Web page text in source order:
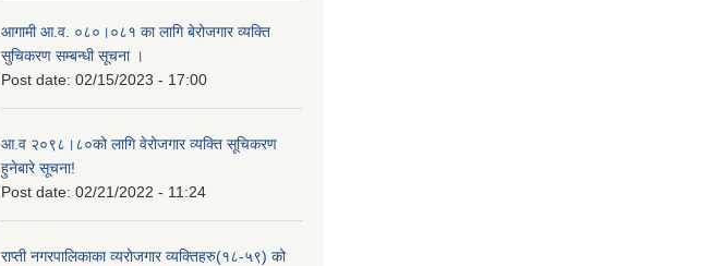
आगामी आ.व. ०८०।०८१ का लागि बेरोजगार व्यक्ति
सुचिकरण सम्बन्धी सूचना ।
Post date: 02/15/2023 - 17:00
आ.व २०९८।८०को लागि वेरोजगार व्यक्ति सूचिकरण
हुनेबारे सूचना!
Post date: 02/21/2022 - 11:24
राप्ती नगरपालिकाका व्यरोजगार व्यक्तिहरु(१८-५९) को